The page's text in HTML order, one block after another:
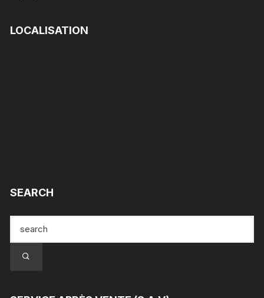
LOCALISATION
SEARCH